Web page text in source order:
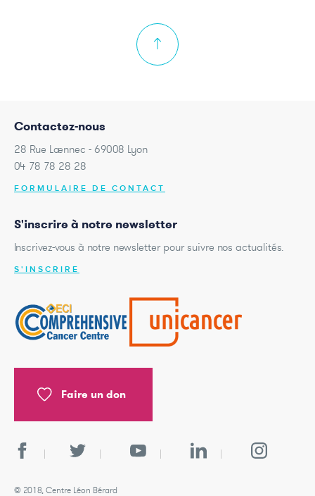
Contactez-nous
28 Rue Laennec - 69008 Lyon
04 78 78 28 28
FORMULAIRE DE CONTACT
S'inscrire à notre newsletter
Inscrivez-vous à notre newsletter pour suivre nos actualités.
S'INSCRIRE
Faire un don
© 2018, Centre Léon Bérard